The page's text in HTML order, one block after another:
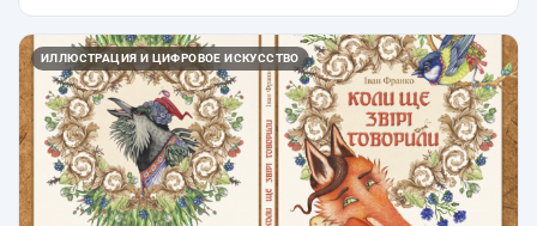
ИЛЛЮСТРАЦИЯ И ЦИФРОВОЕ ИСКУССТВО